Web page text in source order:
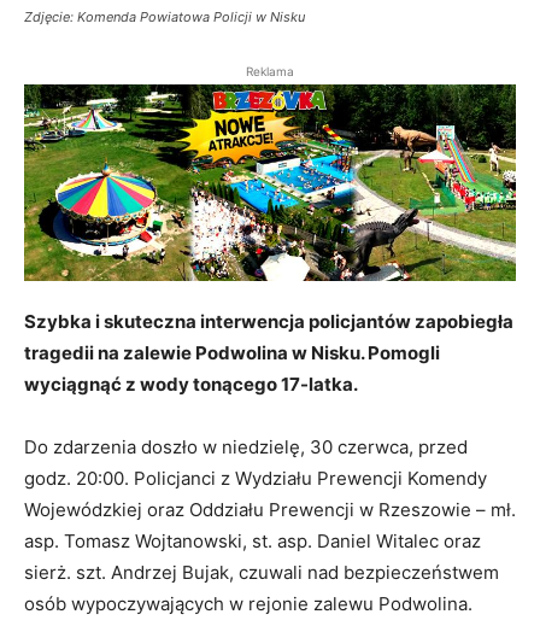
Zdjęcie: Komenda Powiatowa Policji w Nisku
Reklama
Szybka i skuteczna interwencja policjantów zapobiegła
tragedii na zalewie Podwolina w Nisku. Pomogli
wyciągnąć z wody tonącego 17-latka.
Do zdarzenia doszło w niedzielę, 30 czerwca, przed
godz. 20:00. Policjanci z Wydziału Prewencji Komendy
Wojewódzkiej oraz Oddziału Prewencji w Rzeszowie – mł.
asp. Tomasz Wojtanowski, st. asp. Daniel Witalec oraz
sierż. szt. Andrzej Bujak, czuwali nad bezpieczeństwem
osób wypoczywających w rejonie zalewu Podwolina.